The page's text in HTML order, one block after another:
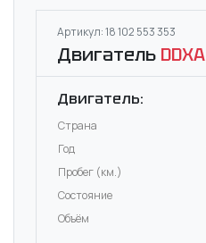
Артикул: 18 102 553 353
Двигатель DDXA
Двигатель:
Страна
Год
Пробег (км.)
Состояние
Объём